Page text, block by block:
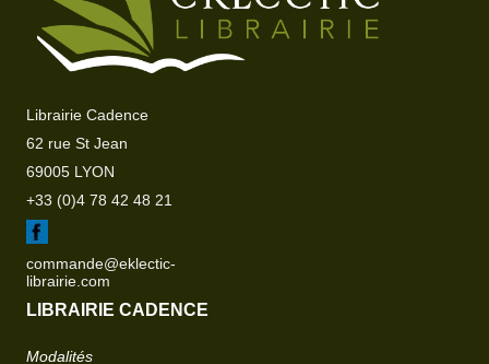
Librairie Cadence
62 rue St Jean
69005 LYON
+33 (0)4 78 42 48 21
commande@eklectic-
librairie.com
LIBRAIRIE CADENCE
Modalités